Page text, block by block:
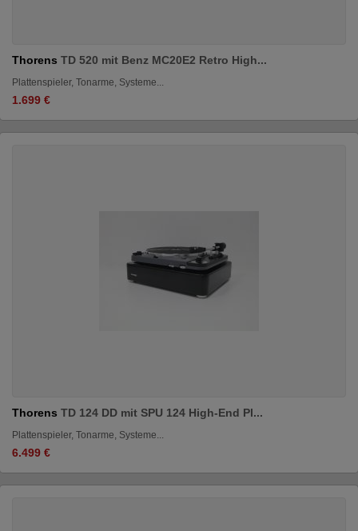
Thorens TD 520 mit Benz MC20E2 Retro High...
Plattenspieler, Tonarme, Systeme...
1.699 €
Thorens TD 124 DD mit SPU 124 High-End Pl...
Plattenspieler, Tonarme, Systeme...
6.499 €